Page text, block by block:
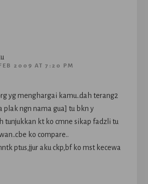
2009 AT 7:20 PM
yg menghargai kamu..dah terang2
plak ngn nama gua] tu bkn y
tunjukkan kt ko cmne sikap fadzli tu
ko compare..
ptus,jjur aku ckp,bf ko mst kecewa